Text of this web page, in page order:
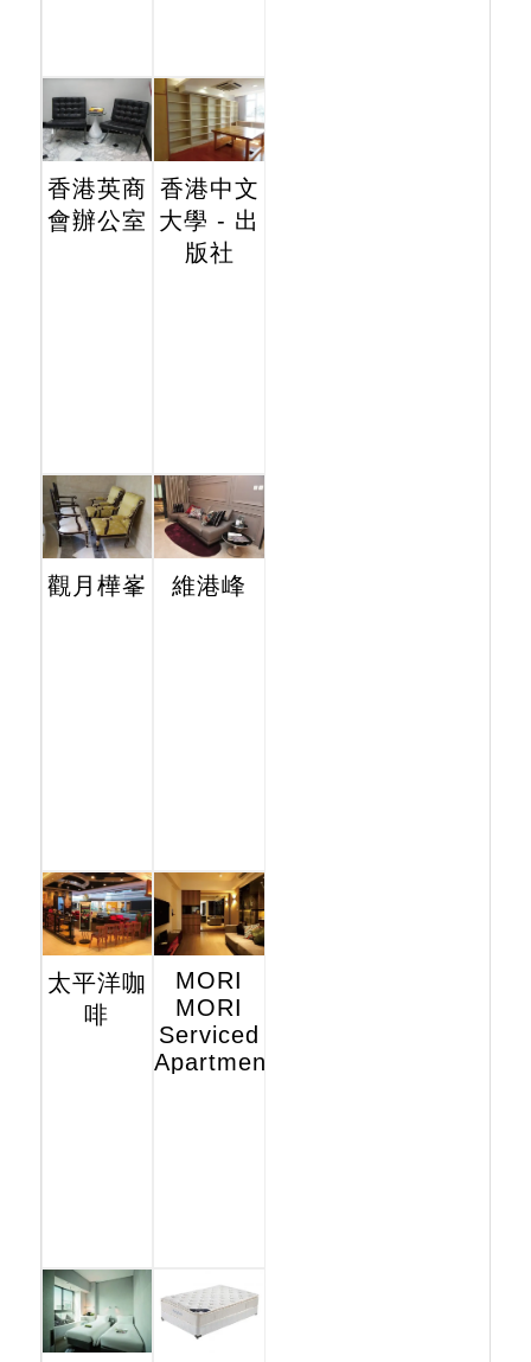
香港英商
會辦公室
香港中文
大學 - 出
版社
觀月樺峯 維港峰
太平洋咖
啡
MORI
MORI
Serviced
Apartments